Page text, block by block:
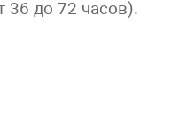
36 до 72 часов).